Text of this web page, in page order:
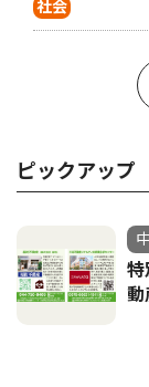
社会
ピックアップ
動